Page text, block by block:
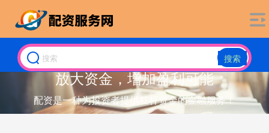
搜索
放大资金，增加盈利可能
配资是一种为投资者提供杠杆资金的金融服务！